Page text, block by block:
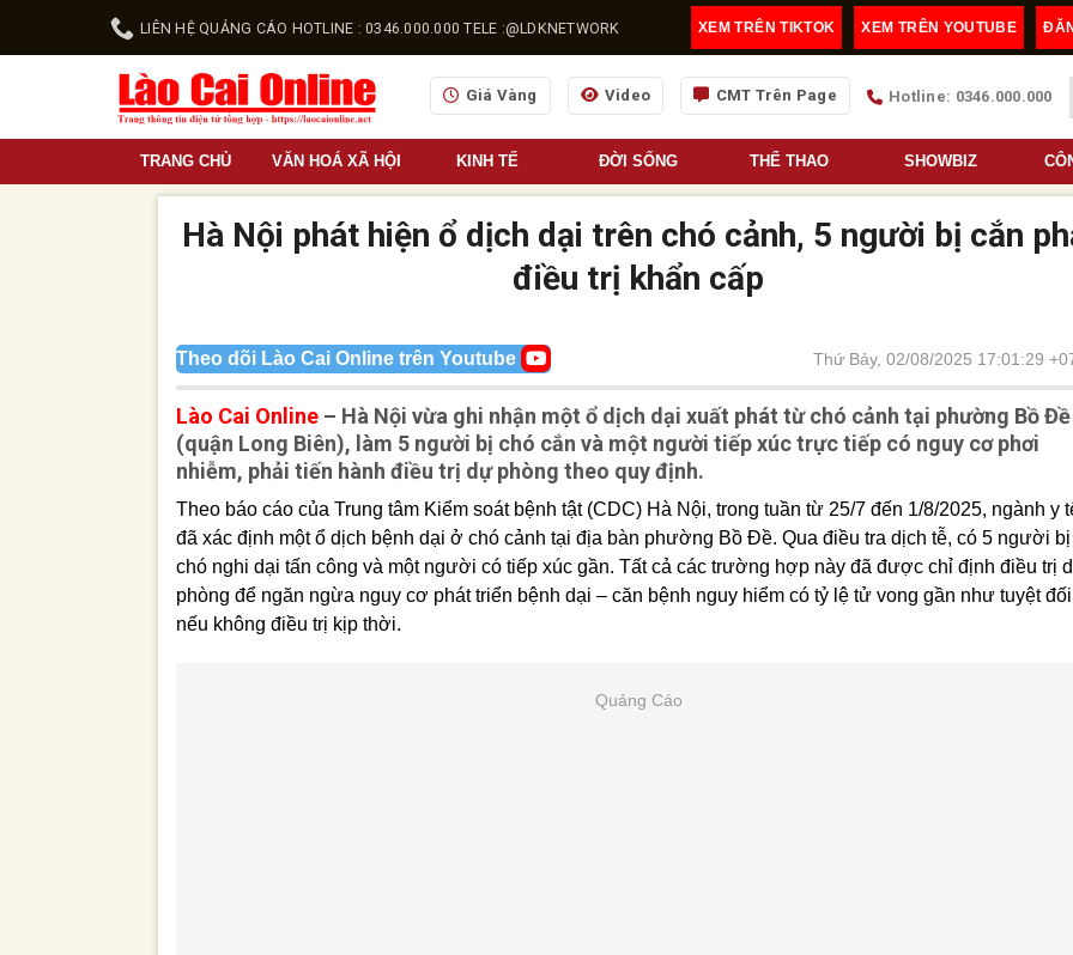
LIÊN HỆ QUẢNG CÁO HOTLINE : 0346.000.000 TELE :@LDKNETWORK XEM TRÊN TIKTOK XEM TRÊN YOUTUBE
Giá Vàng Video CMT Trên Page Hotline: 0346.000.000
TRANG CHỦ VĂN HOÁ XÃ HỘI KINH TẾ ĐỜI SỐNG THỂ THAO SHOWBIZ
Hà Nội phát hiện ổ dịch dại trên chó cảnh, 5 người bị cắn
điều trị khẩn cấp
Theo dõi Lào Cai Online trên Youtube Thứ Bảy, 02/08/2025 17:01:29
Lào Cai Online – Hà Nội vừa ghi nhận một ổ dịch dại xuất phát từ chó cảnh tại phường Bồ Đề
(quận Long Biên), làm 5 người bị chó cắn và một người tiếp xúc trực tiếp có nguy cơ phơi
nhiễm, phải tiến hành điều trị dự phòng theo quy định.
Theo báo cáo của Trung tâm Kiểm soát bệnh tật (CDC) Hà Nội, trong tuần từ 25/7 đến 1/8/2025, ngành y
đã xác định một ổ dịch bệnh dại ở chó cảnh tại địa bàn phường Bồ Đề. Qua điều tra dịch tễ, có 5 người bị
chó nghi dại tấn công và một người có tiếp xúc gần. Tất cả các trường hợp này đã được chỉ định điều trị
phòng để ngăn ngừa nguy cơ phát triển bệnh dại – căn bệnh nguy hiểm có tỷ lệ tử vong gần như tuyệt đối
nếu không điều trị kịp thời.
Quảng Cáo